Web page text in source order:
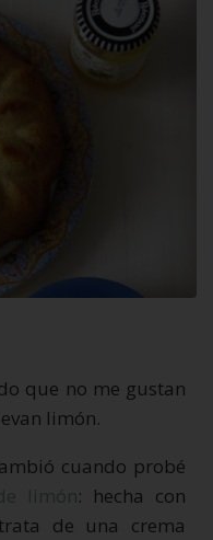
que no me gustan
limón.
cuando probé
limón: hecha con
de una crema